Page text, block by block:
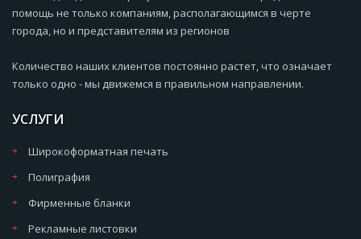
помощь не только компаниям, располагающимся в черте
города, но и представителям из регионов
Количество наших клиентов постоянно растет, что означает
только одно - мы движемся в правильном направлении.
УСЛУГИ
Широкоформатная печать
Полиграфия
Фирменные бланки
Рекламные листовки